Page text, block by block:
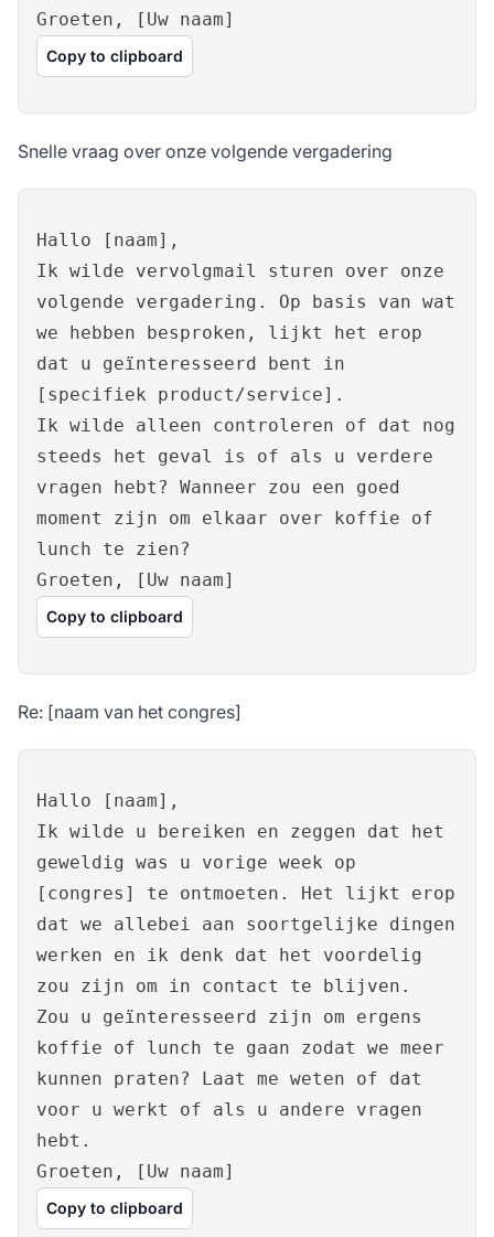
Groeten, [Uw naam]
Copy to clipboard
Snelle vraag over onze volgende vergadering
Hallo [naam],
Ik wilde vervolgmail sturen over onze
volgende vergadering. Op basis van wat
we hebben besproken, lijkt het erop
dat u geïnteresseerd bent in
[specifiek product/service].
Ik wilde alleen controleren of dat nog
steeds het geval is of als u verdere
vragen hebt? Wanneer zou een goed
moment zijn om elkaar over koffie of
lunch te zien?
Groeten, [Uw naam]
Copy to clipboard
Re: [naam van het congres]
Hallo [naam],
Ik wilde u bereiken en zeggen dat het
geweldig was u vorige week op
[congres] te ontmoeten. Het lijkt erop
dat we allebei aan soortgelijke dingen
werken en ik denk dat het voordelig
zou zijn om in contact te blijven.
Zou u geïnteresseerd zijn om ergens
koffie of lunch te gaan zodat we meer
kunnen praten? Laat me weten of dat
voor u werkt of als u andere vragen
hebt.
Groeten, [Uw naam]
Copy to clipboard